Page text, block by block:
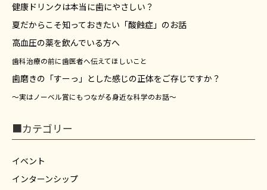
健康ドリンクは本当に歯にやさしい？
夏だからこそ知っておきたい「酸蝕症」のお話
高血圧の薬を飲んでいる方へ
歯科治療の前に歯医者へ伝えてほしいこと
歯磨きの「すーっ」とした感じの正体をご存じですか？
～実はノーベル賞にもつながる身近な科学のお話～
■カテゴリー
イベント
インターンシップ